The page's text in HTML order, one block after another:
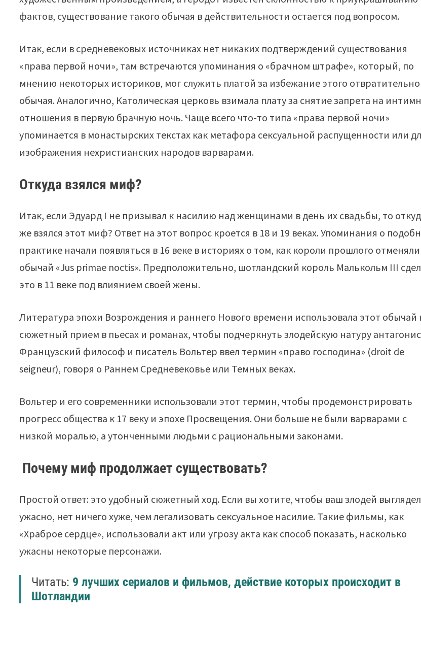
фактов, существование такого обычая в действительности остается под вопросом.
Итак, если в средневековых источниках нет никаких подтверждений существования
«права первой ночи», там встречаются упоминания о «брачном штрафе», который, по
мнению некоторых историков, мог служить платой за избежание этого
обычая. Аналогично, Католическая церковь взимала плату за снятие запрета на
отношения в первую брачную ночь. Чаще всего что-то типа «права первой ночи»
упоминается в монастырских текстах как метафора сексуальной распущенности или
изображения нехристианских народов варварами.
Откуда взялся миф?
Итак, если Эдуард I не призывал к насилию над женщинами в день их свадьбы, то
же взялся этот миф? Ответ на этот вопрос кроется в 18 и 19 веках. Упоминания о
практике начали появляться в 16 веке в историях о том, как короли прошлого отменяли
обычай «Jus primae noctis». Предположительно, шотландский король Малькольм III
это в 11 веке под влиянием своей жены.
Литература эпохи Возрождения и раннего Нового времени использовала этот обычай
сюжетный прием в пьесах и романах, чтобы подчеркнуть злодейскую натуру
Французский философ и писатель Вольтер ввел термин «право господина» (droit de
seigneur), говоря о Раннем Средневековье или Темных веках.
Вольтер и его современники использовали этот термин, чтобы продемонстрировать
прогресс общества к 17 веку и эпохе Просвещения. Они больше не были варварами с
низкой моралью, а утонченными людьми с рациональными законами.
Почему миф продолжает существовать?
Простой ответ: это удобный сюжетный ход. Если вы хотите, чтобы ваш злодей выглядел
ужасно, нет ничего хуже, чем легализовать сексуальное насилие. Такие фильмы, как
«Храброе сердце», использовали акт или угрозу акта как способ показать, насколько
ужасны некоторые персонажи.
Читать: 9 лучших сериалов и фильмов, действие которых происходит в
Шотландии